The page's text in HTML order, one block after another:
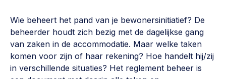
Financiën
Financieringsvormen, administratie, begroting en omzet >
Organisatie en beheer
Bestuur, horeca, evenementen, verhuur en communicatie >
Contact
Nieuws
Wie beheert het pand van je bewonersinitiatief? De
beheerder houdt zich bezig met de dagelijkse gang
van zaken in de accommodatie. Maar welke taken
komen voor zijn of haar rekening? Hoe handelt hij/zij
in verschillende situaties? Het reglement beheer is